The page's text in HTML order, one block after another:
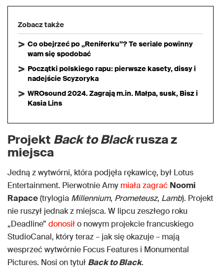
Zobacz także
Co obejrzeć po „Reniferku”? Te seriale powinny
wam się spodobać
Początki polskiego rapu: pierwsze kasety, dissy i
nadejście Scyzoryka
WROsound 2024. Zagrają m.in. Małpa, susk, Bisz i
Kasia Lins
Projekt Back to Blackrusza z
miejsca
Jedną z wytwórni, która podjęła rękawicę, był Lotus
Entertainment. Pierwotnie Amy miała zagrać Noomi
Rapace(trylogia Millennium, Prometeusz, Lamb). Projekt
nie ruszył jednak z miejsca. W lipcu zeszłego roku
„Deadline” donosiło nowym projekcie francuskiego
StudioCanal, który teraz – jak się okazuje – mają
wesprzeć wytwórnie Focus Features i Monumental
Pictures. Nosi on tytuł Back to Black.